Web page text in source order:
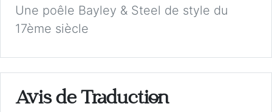
Une poêle Bayley & Steel de style du
17ème siècle
Avis de Traduction